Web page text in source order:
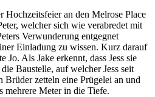
Hochzeitsfeier an den Melrose Place
welcher sich wie verabredet mit
Verwunderung entgegnet
Einladung zu wissen. Kurz darauf
Jo. Als Jake erkennt, dass Jess sie
Baustelle, auf welcher Jess seit
Brüder zetteln eine Prügelei an und
mehrere Meter in die Tiefe.